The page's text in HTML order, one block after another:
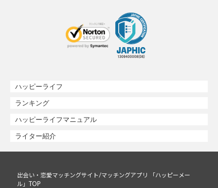
ハッピーライフ
ランキング
ハッピーライフマニュアル
ライター紹介
出会い・恋愛マッチングサイト/マッチングアプリ 「ハッピーメー
ル」TOP